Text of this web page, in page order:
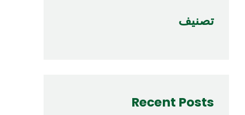
تصنيف
Recent Posts